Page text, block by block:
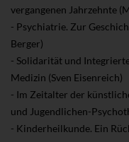
vergangenen Jahrzehnte
- Psychiatrie. Zur
Berger)
- Solidarität und
Medizin (Sven Eisenreich)
- Im Zeitalter der
und Jugendlichen-
- Kinderheilkunde. Ein